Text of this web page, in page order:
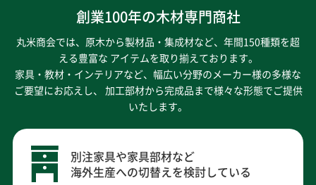
創業100年の木材専門商社
丸米商会では、原木から製材品・集成材など、年間150種類を超
える豊富な アイテムを取り揃えております。
家具・教材・インテリアなど、幅広い分野のメーカー様の多様な
ご要望にお応えし、
加工部材から完成品まで様々な形態でご提供
いたします。
別注家具や家具部材など
海外生産への切替えを検討している